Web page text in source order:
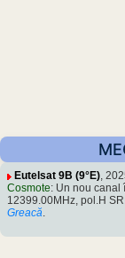
Eutelsat 9B (9°E),
Cosmote: Un nou canal
12399.00MHz, pol.H
Greacă.